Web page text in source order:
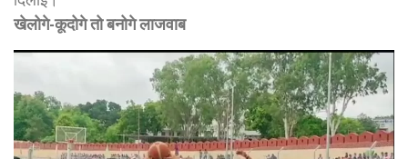
खेलोगे-कूदोगे तो बनोगे लाजवाब